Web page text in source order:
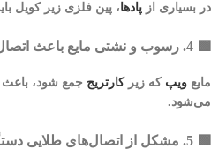
در بسیاری از پادها، پین فلزی زیر کویل
4. رسوب و نشتی مایع باعث اتصال ناقص شده
مایع ویپ که زیرکارتریج جمع شود، باعث
می‌شود.
🟩 5. مشکل از اتصال‌های طلایی دستگاه